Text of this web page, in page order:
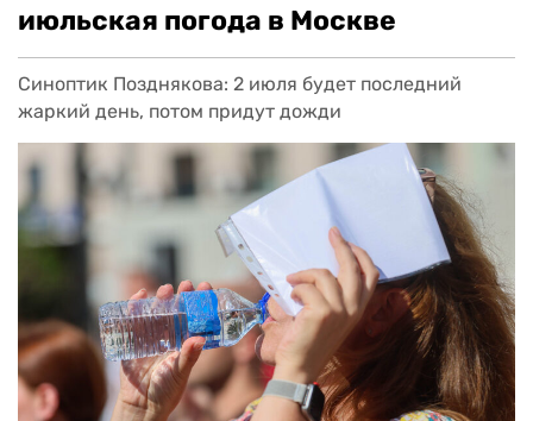
июльская погода в Москве
Синоптик Позднякова: 2 июля будет последний
жаркий день, потом придут дожди